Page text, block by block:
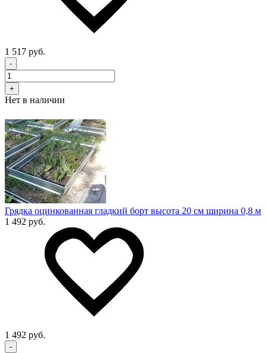
1 517 руб.
-
+
Нет в наличии
Грядка оцинкованная гладкий борт высота 20 см ширина 0,8 м
1 492 руб.
1 492 руб.
-